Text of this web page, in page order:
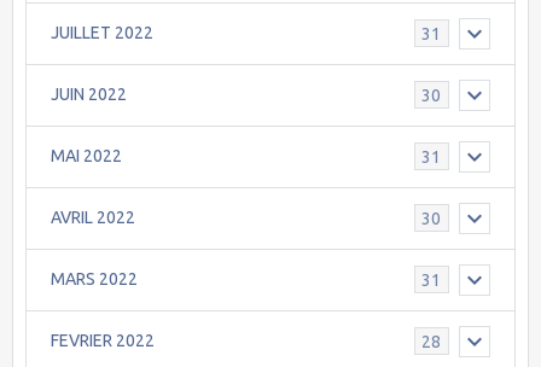
JUILLET 2022 31
JUIN 2022 30
MAI 2022 31
AVRIL 2022 30
MARS 2022 31
FEVRIER 2022 28